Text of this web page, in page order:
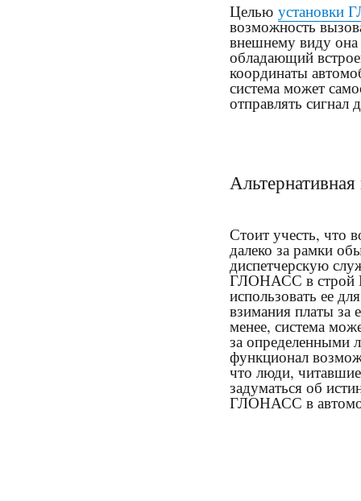
Целью установки
возможность
внешнему виду она
обладающий
координаты
система может
отправлять сигнал
Альтернативная
Стоит учесть, что
далеко за рамки
диспетчерскую
ГЛОНАСС в строй
использовать ее
взимания платы за
менее, система
за определенными
функционал
что люди,
задуматься об
ГЛОНАСС в